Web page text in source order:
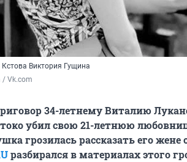
Кстова Виктория Гущина
/ Vk.com
34-летнему Виталию
убил свою 21-летнюю
грозилась рассказать его
разбирался в материалах этого